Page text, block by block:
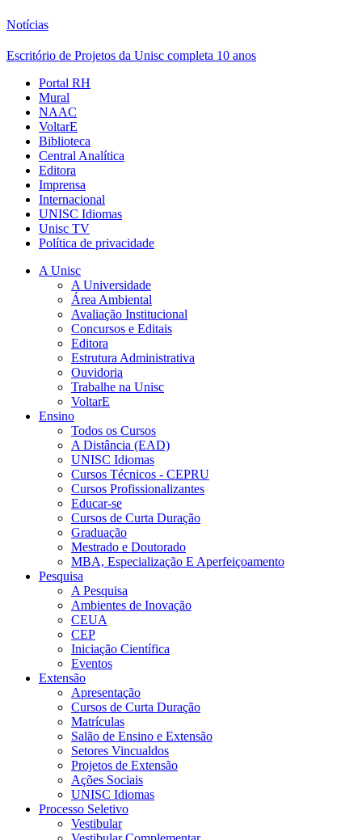
Notícias
Escritório de Projetos da Unisc completa 10 anos
Portal RH
Mural
NAAC
VoltarE
Biblioteca
Central Analítica
Editora
Imprensa
Internacional
UNISC Idiomas
Unisc TV
Política de privacidade
A Unisc
A Universidade
Área Ambiental
Avaliação Institucional
Concursos e Editais
Editora
Estrutura Administrativa
Ouvidoria
Trabalhe na Unisc
VoltarE
Ensino
Todos os Cursos
A Distância (EAD)
UNISC Idiomas
Cursos Técnicos - CEPRU
Cursos Profissionalizantes
Educar-se
Cursos de Curta Duração
Graduação
Mestrado e Doutorado
MBA, Especialização E Aperfeiçoamento
Pesquisa
A Pesquisa
Ambientes de Inovação
CEUA
CEP
Iniciação Científica
Eventos
Extensão
Apresentação
Cursos de Curta Duração
Matrículas
Salão de Ensino e Extensão
Setores Vincualdos
Projetos de Extensão
Ações Sociais
UNISC Idiomas
Processo Seletivo
Vestibular